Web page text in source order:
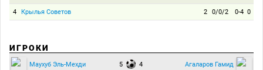
4 Крылья Советов 2 0/0/2 0-4 0
ИГРОКИ
Маухуб Эль-Мехди 5 4 Агаларов Гамид